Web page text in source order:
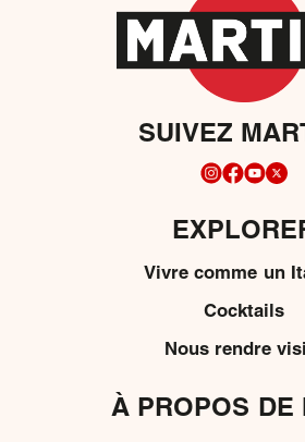
SUIVEZ
Vivre comme un
Cocktails
Nous rendre
À PROPOS DE